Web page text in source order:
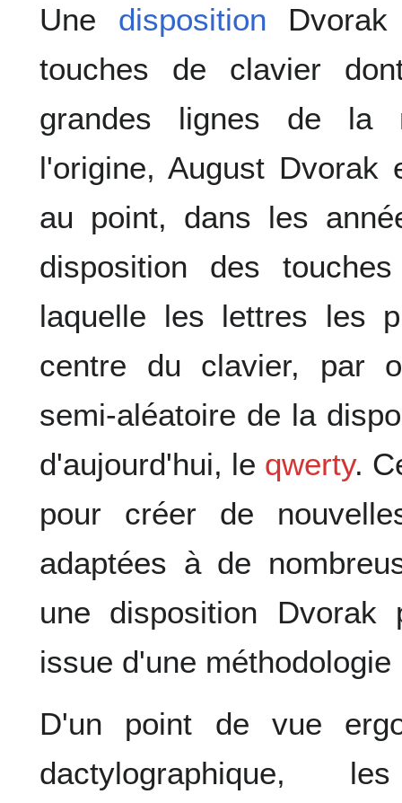
Une disposition
touches de clavier
grandes lignes de la
l'origine, August
au point, dans les
disposition des
laquelle les lettres les
centre du clavier, par
semi-aléatoire de la
d'aujourd'hui, le qwerty.
pour créer de
adaptées à de
une disposition Dvorak
issue d'une
D'un point de vue
dactylographique,